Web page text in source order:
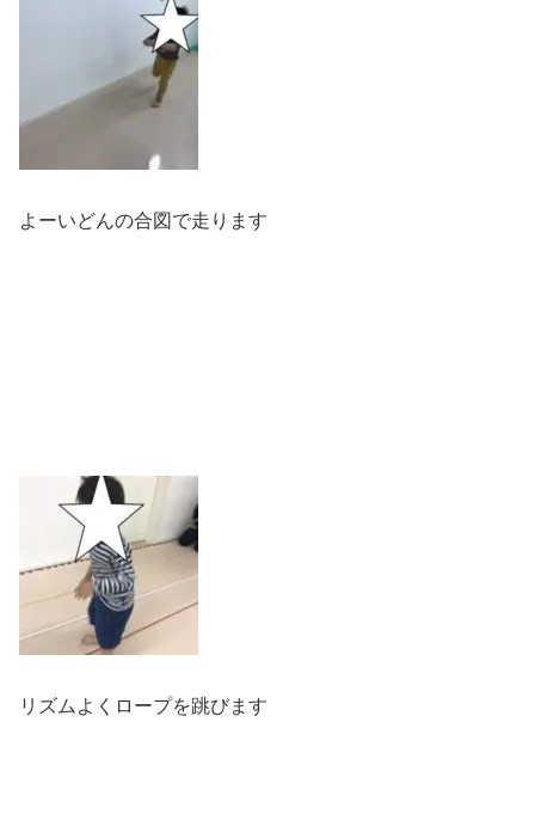
よーいどんの合図で走ります
リズムよくロープを跳びます